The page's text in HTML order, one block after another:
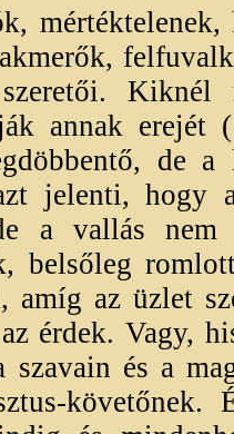
Kiknél
annak erejét (
de
jelenti, hogy
a vallás
belsőleg
amíg az üzlet
érdek. Vagy,
szavain és a
követőnek.